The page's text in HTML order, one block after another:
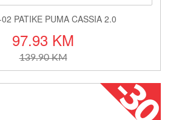
PATIKE PUMA CASSIA 2.0
97.93 KM
139.90 KM